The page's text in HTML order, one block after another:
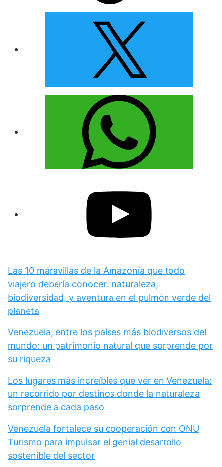
Las 10 maravillas de la Amazonía que todo
viajero debería conocer: naturaleza,
biodiversidad, y aventura en el pulmón verde del
planeta
Venezuela, entre los países más biodiversos del
mundo: un patrimonio natural que sorprende por
su riqueza
Los lugares más increíbles que ver en Venezuela:
un recorrido por destinos donde la naturaleza
sorprende a cada paso
Venezuela fortalece su cooperación con ONU
Turismo para impulsar el genial desarrollo
sostenible del sector